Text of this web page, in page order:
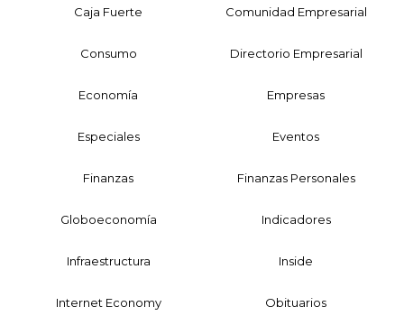
Caja Fuerte Comunidad Empresarial
Consumo Directorio Empresarial
Economía Empresas
Especiales Eventos
Finanzas Finanzas Personales
Globoeconomía Indicadores
Infraestructura Inside
Internet Economy Obituarios